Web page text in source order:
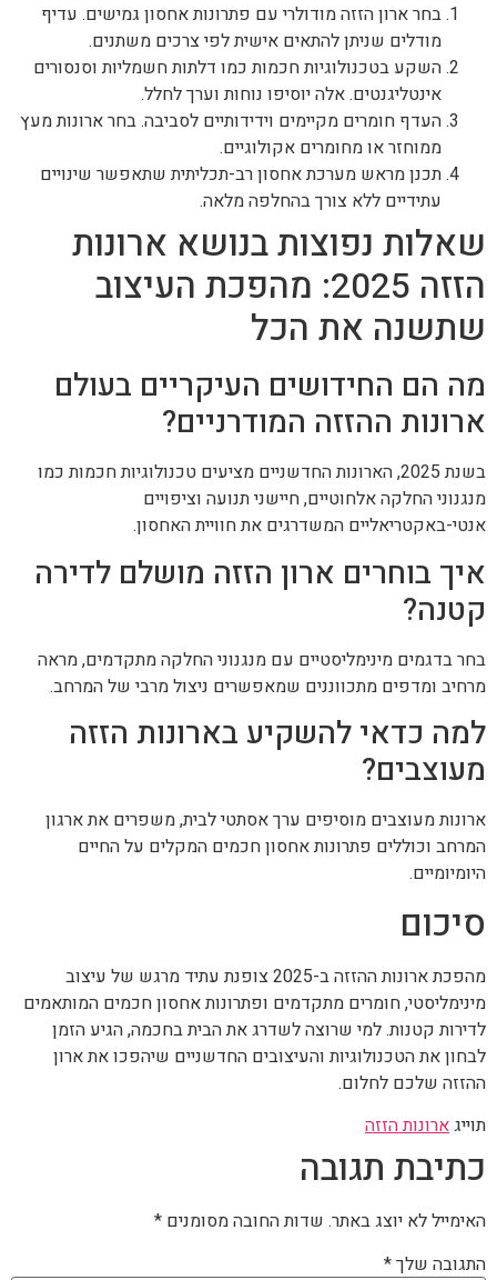
בחר ארון הזזה מודולרי עם פתרונות אחסון גמישים. עדיף
מודלים שניתן להתאים אישית לפי צרכים משתנים.
השקע בטכנולוגיות חכמות כמו דלתות חשמליות וסנסורים
אינטליגנטים. אלה יוסיפו נוחות וערך לחלל.
העדף חומרים מקיימים וידידותיים לסביבה. בחר ארונות מעץ
ממוחזר או מחומרים אקולוגיים.
תכנן מראש מערכת אחסון רב-תכליתית שתאפשר שינויים
עתידיים ללא צורך בהחלפה מלאה.
שאלות נפוצות בנושא ארונות
הזזה 2025: מהפכת העיצוב
שתשנה את הכל
מה הם החידושים העיקריים בעולם
ארונות ההזזה המודרניים?
בשנת 2025, הארונות החדשניים מציעים טכנולוגיות חכמות כמו
מנגנוני החלקה אלחוטיים, חיישני תנועה וציפויים
אנטי-באקטריאליים המשדרגים את חוויית האחסון.
איך בוחרים ארון הזזה מושלם לדירה
קטנה?
בחר בדגמים מינימליסטיים עם מנגנוני החלקה מתקדמים, מראה
מרחיב ומדפים מתכווננים שמאפשרים ניצול מרבי של המרחב.
למה כדאי להשקיע בארונות הזזה
מעוצבים?
ארונות מעוצבים מוסיפים ערך אסתטי לבית, משפרים את ארגון
המרחב וכוללים פתרונות אחסון חכמים המקלים על החיים
היומיומיים.
סיכום
מהפכת ארונות ההזזה ב-2025 צופנת עתיד מרגש של עיצוב
מינימליסטי, חומרים מתקדמים ופתרונות אחסון חכמים המותאמים
לדירות קטנות. למי שרוצה לשדרג את הבית בחכמה, הגיע הזמן
לבחון את הטכנולוגיות והעיצובים החדשניים שיהפכו את ארון
ההזזה שלכם לחלום.
תוייגארונות הזזה
כתיבת תגובה
האימייל לא יוצג באתר. שדות החובה מסומנים *
התגובה שלך*